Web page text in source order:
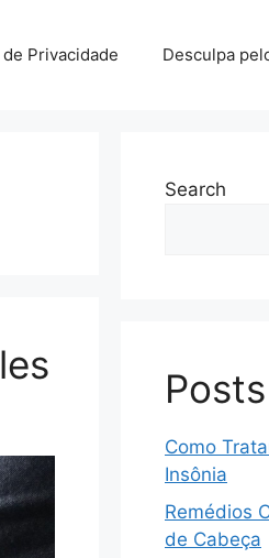
Privacidade Desculpa
Search
Como
Insônia
Remédios
de Cabeça